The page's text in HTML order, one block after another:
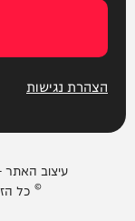
הצהרת נגישות
עיצוב
© כל